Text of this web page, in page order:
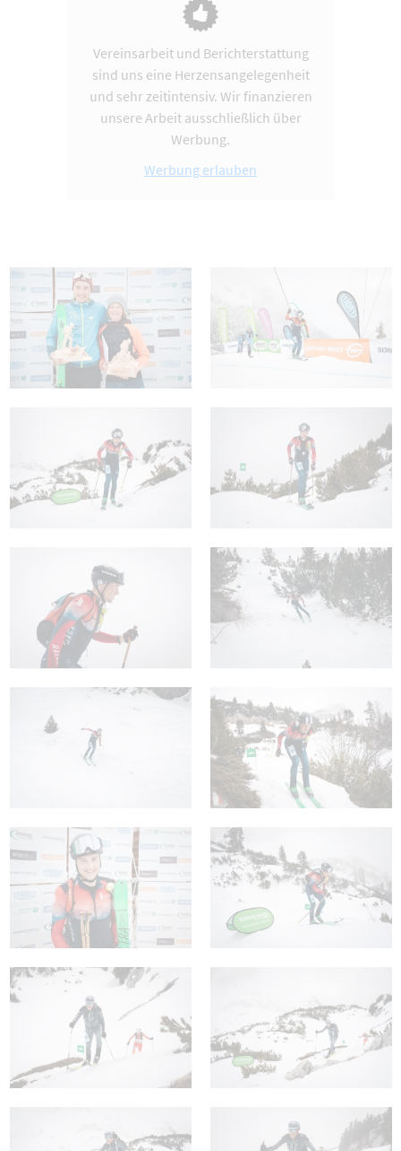
Vereinsarbeit und Berichterstattung
sind uns eine Herzensangelegenheit
und sehr zeitintensiv. Wir finanzieren
unsere Arbeit ausschließlich über
Werbung.
Werbung erlauben